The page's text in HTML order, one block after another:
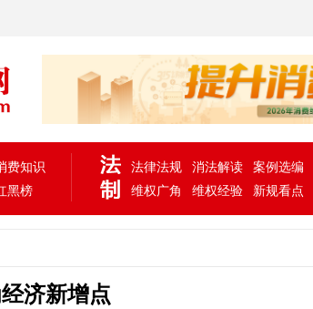
费知识
黑榜
法律法规 消法解读 案例选编
维权广角
维权经验 新规看点
济新增点